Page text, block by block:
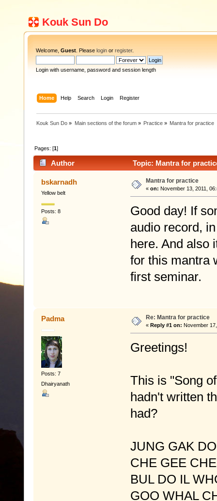
Kouk Sun Do
Welcome, Guest . Please login or register.
Login with username, password and session length
Home Help Search Login Register
Kouk Sun Do » Main sections of the forum» Practice» Mantra for practice
Pages: [1]
Author Topic: Mantra for
bskarnadh
Yellow belt
Posts: 8
Mantra for practice
« on: November 13, 2011,
Good day! If
audio record,
here. And also
for this mantra
first seminar.
Padma
Posts: 7
Dhairyanath
Re: Mantra for practice
« Reply #1 on: November
Greetings!
This is "Song
hadn't written
had?
JUNG GAK
CHE GEE
BUL DO IL
GOO WHAL